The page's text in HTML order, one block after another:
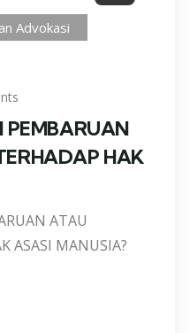
Advokasi
PEMBARUAN
HAK
ATAU
ASASI MANUSIA?